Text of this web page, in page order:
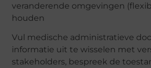
veranderende omgevingen
houden
Vul medische administratieve
informatie uit te wisselen met
stakeholders, bespreek de